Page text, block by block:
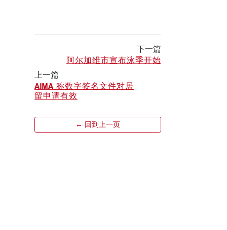
下一篇
阿尔加维市宣布泳季开始
上一篇
AIMA 称数字签名文件对居
留申请有效
← 回到上一页